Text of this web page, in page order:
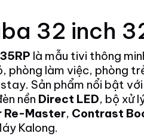
32 inch
là mẫu tivi thông
phòng làm việc, phòng
Sản phẩm nổi bật với
nền Direct LED, bộ xử
Re-Master, Contrast
Kalong.